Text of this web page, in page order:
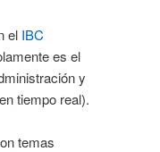
el IBC
es el
y
tiempo real).
temas